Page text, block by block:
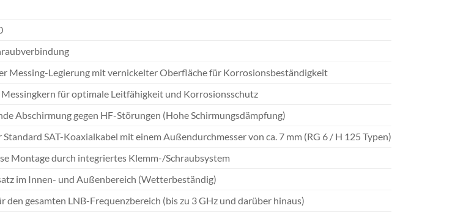
Messing-Legierung mit vernickelter Oberfläche für Korrosionsbeständigkeit
für optimale Leitfähigkeit und Korrosionsschutz
Abschirmung gegen HF-Störungen (Hohe Schirmungsdämpfung)
SAT-Koaxialkabel mit einem Außendurchmesser von ca. 7 mm (RG 6 / H 125 Typen)
Montage durch integriertes Klemm-/Schraubsystem
im Innen- und Außenbereich (Wetterbeständig)
den gesamten LNB-Frequenzbereich (bis zu 3 GHz und darüber hinaus)